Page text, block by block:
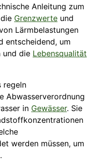
Anleitung zum
Grenzwerte und
Lärmbelastungen
entscheidend, um
und die Lebensqualität
regeln
Abwasserverordnung
in Gewässer. Sie
werden müssen, um